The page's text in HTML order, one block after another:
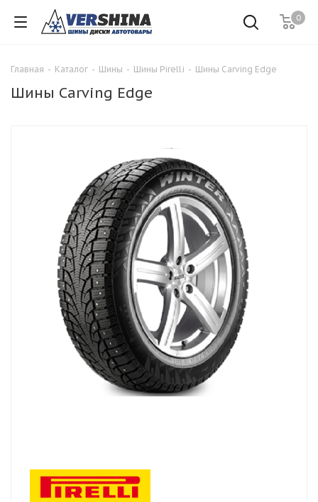
0
Главная - Каталог - Шины - Шины Pirelli - Шины Carving Edge
Шины Carving Edge